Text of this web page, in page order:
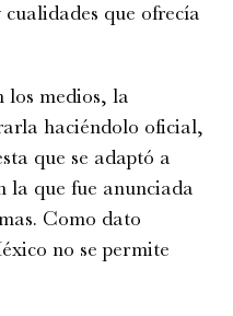
cualidades que ofrecía
los medios, la
haciéndolo oficial,
que se adaptó a
la que fue anunciada
Como dato
no se permite